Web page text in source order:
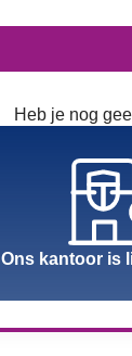
Heb je nog
Ons kantoor is